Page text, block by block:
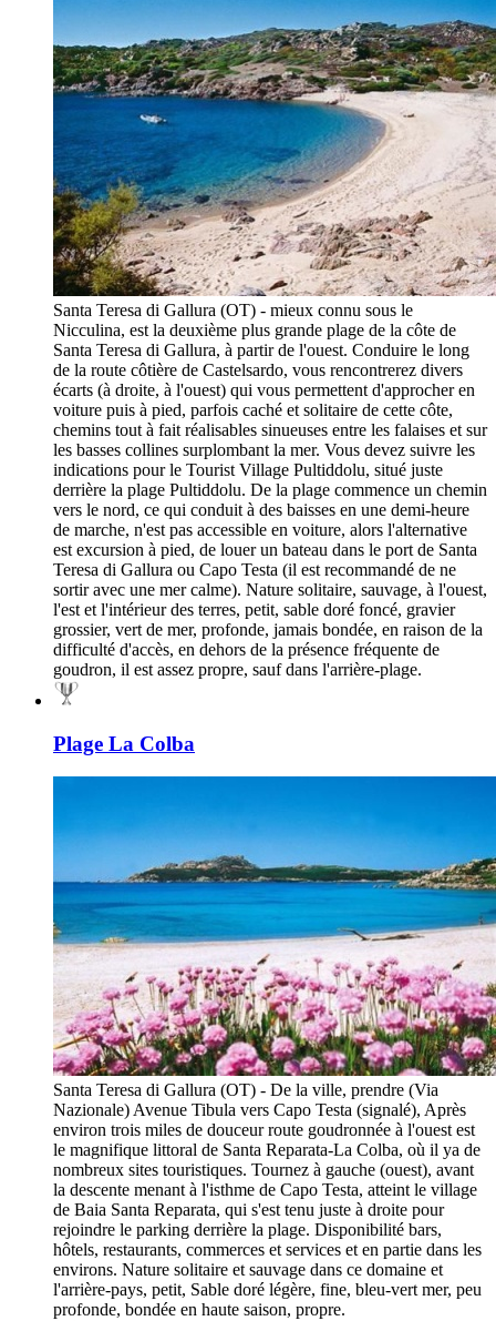
Santa Teresa di Gallura (OT) - mieux connu sous le
Nicculina, est la deuxième plus grande plage de la côte de
Santa Teresa di Gallura, à partir de l'ouest. Conduire le long
de la route côtière de Castelsardo, vous rencontrerez divers
écarts (à droite, à l'ouest) qui vous permettent d'approcher en
voiture puis à pied, parfois caché et solitaire de cette côte,
chemins tout à fait réalisables sinueuses entre les falaises et sur
les basses collines surplombant la mer. Vous devez suivre les
indications pour le Tourist Village Pultiddolu, situé juste
derrière la plage Pultiddolu. De la plage commence un chemin
vers le nord, ce qui conduit à des baisses en une demi-heure
de marche, n'est pas accessible en voiture, alors l'alternative
est excursion à pied, de louer un bateau dans le port de Santa
Teresa di Gallura ou Capo Testa (il est recommandé de ne
sortir avec une mer calme). Nature solitaire, sauvage, à l'ouest,
l'est et l'intérieur des terres, petit, sable doré foncé, gravier
grossier, vert de mer, profonde, jamais bondée, en raison de la
difficulté d'accès, en dehors de la présence fréquente de
goudron, il est assez propre, sauf dans l'arrière-plage.
Plage La Colba
Santa Teresa di Gallura (OT) - De la ville, prendre (Via
Nazionale) Avenue Tibula vers Capo Testa (signalé), Après
environ trois miles de douceur route goudronnée à l'ouest est
le magnifique littoral de Santa Reparata-La Colba, où il ya de
nombreux sites touristiques. Tournez à gauche (ouest), avant
la descente menant à l'isthme de Capo Testa, atteint le village
de Baia Santa Reparata, qui s'est tenu juste à droite pour
rejoindre le parking derrière la plage. Disponibilité bars,
hôtels, restaurants, commerces et services et en partie dans les
environs. Nature solitaire et sauvage dans ce domaine et
l'arrière-pays, petit, Sable doré légère, fine, bleu-vert mer, peu
profonde, bondée en haute saison, propre.